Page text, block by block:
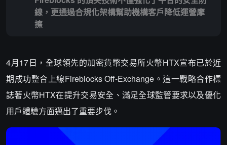
線，更通過合規化架構幫助機構客戶降低運營摩
擦
4月17日，全球領先的加密貨幣交易所火幣HTX宣布已於近
期成功整合上線Fireblocks Off-Exchange。這一戰略合作標
誌著火幣HTX在提升交易安全、滿足全球監管要求以及優化
用戶體驗方面邁出了重要步伐。